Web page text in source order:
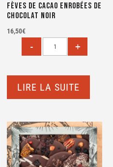
Fèves de cacao enrobées de
chocolat noir
16,50€
LIRE LA SUITE